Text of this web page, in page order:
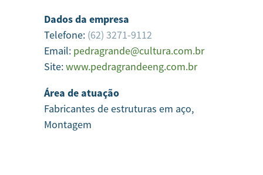
Dados da empresa
Telefone: (62) 3271-9112
Email: pedragrande@cultura.com.br
Site:www.pedragrandeeng.com.br
Área de atuação
Fabricantes de estruturas em aço,
Montagem